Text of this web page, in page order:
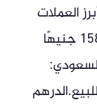
العملات
العربية كالتالي:الدينار الكويتي: 158.44 جنيهًا
السعودي:
و13.01 جنيهًا للبيع.الدرهم